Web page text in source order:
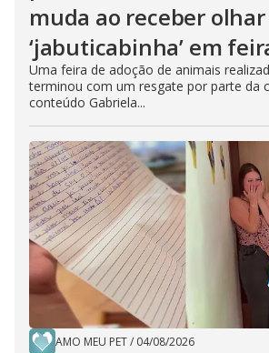
muda ao receber
‘jabuticabinha’ em
Uma feira de adoção de animais
terminou com um resgate por parte da
conteúdo Gabriela...
AMO MEU PET/ 04/08/2026